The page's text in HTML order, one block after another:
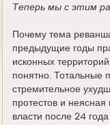
Теперь мы с этим
Почему тема
предыдущие годы
исконных
понятно. Тотальные
стремительное
протестов и
власти после 24